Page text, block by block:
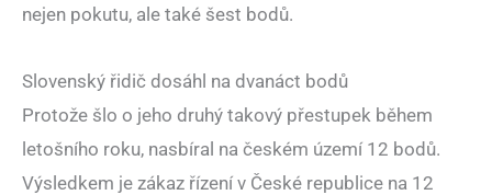
nejen pokutu, ale také šest bodů.
Slovenský řidič dosáhl na dvanáct bodů
Protože šlo o jeho druhý takový přestupek během
letošního roku, nasbíral na českém území 12 bodů.
Výsledkem je zákaz řízení v České republice na 12